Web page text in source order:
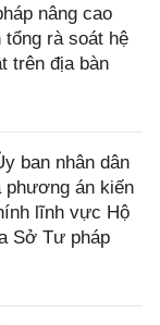
nâng cao
tổng rà soát hệ
trên địa bàn
ban nhân dân
phương án kiến
lĩnh vực Hộ
Sở Tư pháp